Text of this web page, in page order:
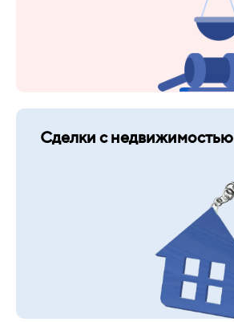
Сделки с недвижимостью